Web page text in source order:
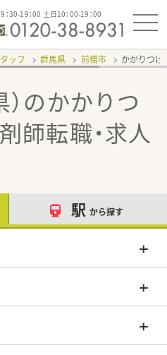
：30-19：00 土日10：00-19：00
ッフ 群馬県 前橋市 かかりつ
のかかりつ
師転職・求人
駅 から探す